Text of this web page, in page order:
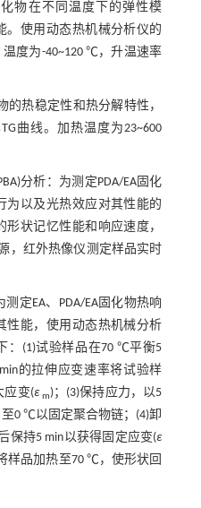
化物在不同温度下的弹性模
。使用动态热机械分析仪的
度为-40~120 ℃，升温速率
的热稳定性和热分解特性，
曲线。加热温度为23~600
分析：为测定PDA/EA固化
为以及光热效应对其性能的
状记忆性能和响应速度，
，红外热像仪测定样品实时
定EA、PDA/EA固化物热响
性能，使用动态热机械分析
：(1)试验样品在70 ℃平衡5
的拉伸应变速率将试验样
应变(ε m)；(3)保持应力，以5
0 ℃以固定聚合物链；(4)卸
保持5 min以获得固定应变(ε
样品加热至70 ℃，使形状回